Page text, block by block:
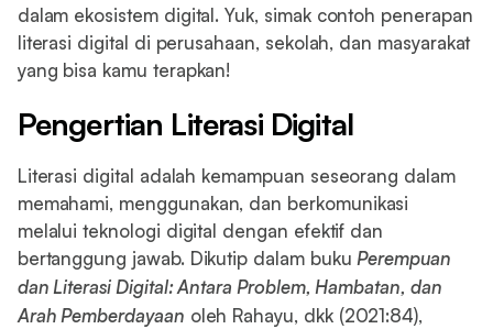
dalam ekosistem digital. Yuk, simak contoh penerapan
literasi digital di perusahaan, sekolah, dan masyarakat
yang bisa kamu terapkan!
Pengertian Literasi Digital
Literasi digital adalah kemampuan seseorang dalam
memahami, menggunakan, dan berkomunikasi
melalui teknologi digital dengan efektif dan
bertanggung jawab. Dikutip dalam buku Perempuan
dan Literasi Digital: Antara Problem, Hambatan, dan
Arah Pemberdayaan oleh Rahayu, dkk (2021:84),